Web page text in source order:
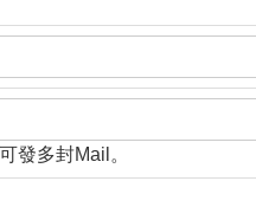
發多封Mail。